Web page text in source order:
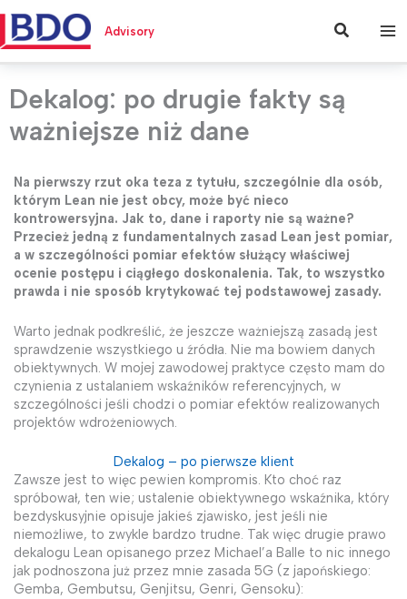
treści
Advisory Szukaj
Dekalog: po drugie fakty są
ważniejsze niż dane
Na pierwszy rzut oka teza z tytułu, szczególnie dla osób,
którym Lean nie jest obcy, może być nieco
kontrowersyjna. Jak to, dane i raporty nie są ważne?
Przecież jedną z fundamentalnych zasad Lean jest pomiar,
a w szczególności pomiar efektów służący właściwej
ocenie postępu i ciągłego doskonalenia. Tak, to wszystko
prawda i nie sposób krytykować tej podstawowej zasady.
Warto jednak podkreślić, że jeszcze ważniejszą zasadą jest
sprawdzenie wszystkiego u źródła. Nie ma bowiem danych
obiektywnych. W mojej zawodowej praktyce często mam do
czynienia z ustalaniem wskaźników referencyjnych, w
szczególności jeśli chodzi o pomiar efektów realizowanych
projektów wdrożeniowych.
Dekalog – po pierwsze klient
Zawsze jest to więc pewien kompromis. Kto choć raz
spróbował, ten wie; ustalenie obiektywnego wskaźnika, który
bezdyskusyjnie opisuje jakieś zjawisko, jest jeśli nie
niemożliwe, to zwykle bardzo trudne. Tak więc drugie prawo
dekalogu Lean opisanego przez Michael’a Balle to nic innego
jak podnoszona już przez mnie zasada 5G (z japońskiego:
Gemba, Gembutsu, Genjitsu, Genri, Gensoku):